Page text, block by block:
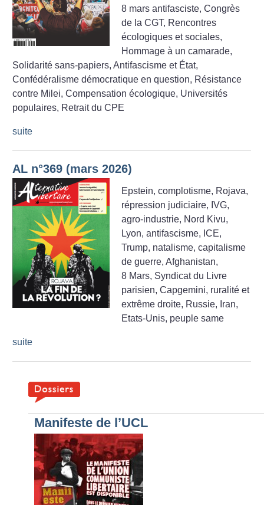
8 mars antifasciste, Congrès
de la CGT, Rencontres
écologiques et sociales,
Hommage à un camarade,
Solidarité sans-papiers, Antifascisme et État,
Confédéralisme démocratique en question, Résistance
contre Milei, Compensation écologique, Universités
populaires, Retrait du CPE
suite
AL n°369 (mars 2026)
Epstein, complotisme, Rojava,
répression judiciaire, IVG,
agro-industrie, Nord Kivu,
Lyon, antifascisme, ICE,
Trump, natalisme, capitalisme
de guerre, Afghanistan,
8 Mars, Syndicat du Livre
parisien, Capgemini, ruralité et
extrême droite, Russie, Iran,
Etats-Unis, peuple same
suite
Manifeste de l’UCL